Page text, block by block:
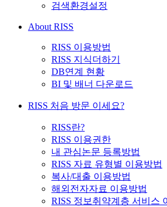
검색환경설정
About RISS
RISS 이용방법
RISS 지식더하기
DB연계 현황
BI 및 배너 다운로드
RISS 처음 방문 이세요?
RISS란?
RISS 이용권한
내 관심논문 등록방법
RISS 자료 유형별 이용방법
복사/대출 이용방법
해외전자자료 이용방법
RISS 정보취약계층 서비스